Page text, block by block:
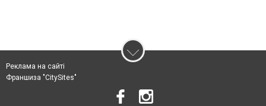
Реклама на сайті
Франшиза "CitySites"